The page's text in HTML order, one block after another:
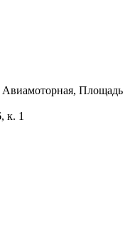
Авиамоторная, Площадь
к. 1